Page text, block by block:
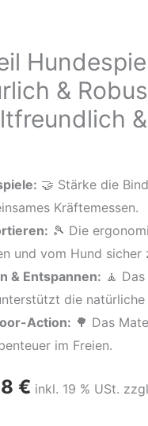
&
🤝 Stärke die
Kräftemessen.
🎾 Die
und vom Hund sicher
& Entspannen: 🧘
die natürliche
Action: 🌳 Das
im Freien.
€ inkl. 19 % USt.